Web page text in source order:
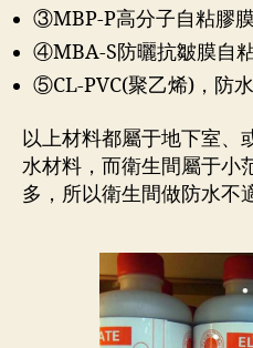
③MBP-P高分子自粘膠
④MBA-S防曬抗皺膜自
⑤CL-PVC(聚乙烯)，防
以上材料都屬于地下室、
水材料，而衛生間屬于小
多，所以衛生間做防水不